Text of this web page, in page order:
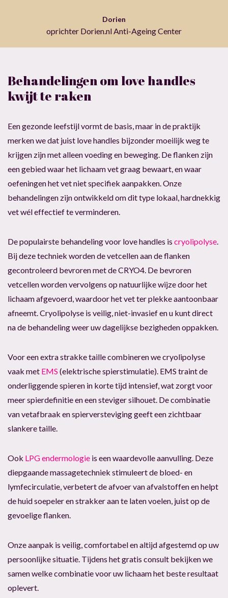
Dorien
oprichter Dorien.nl Anti-Ageing Center
Behandelingen om love handles
kwijt te raken
Een gezonde leefstijl vormt de basis, maar in de praktijk
merken we dat juist love handles bijzonder moeilijk weg te
krijgen zijn met alleen voeding en beweging. De flanken zijn
een gebied waar het lichaam vet graag bewaart, en waar
oefeningen het vet niet specifiek aanpakken. Onze
behandelingen zijn ontwikkeld om dit type lokaal, hardnekkig
vet wél effectief te verminderen.
De populairste behandeling voor love handles is cryolipolyse.
Bij deze techniek worden de vetcellen aan de flanken
gecontroleerd bevroren met de CRYO4. De bevroren
vetcellen worden vervolgens op natuurlijke wijze door het
lichaam afgevoerd, waardoor het vet ter plekke aantoonbaar
afneemt. Cryolipolyse is veilig, niet-invasief en u kunt direct
na de behandeling weer uw dagelijkse bezigheden oppakken.
Voor een extra strakke taille combineren we cryolipolyse
vaak met EMS (elektrische spierstimulatie). EMS traint de
onderliggende spieren in korte tijd intensief, wat zorgt voor
meer spierdefinitie en een steviger silhouet. De combinatie
van vetafbraak en spierversteviging geeft een zichtbaar
slankere taille.
Ook LPG endermologie is een waardevolle aanvulling. Deze
diepgaande massagetechniek stimuleert de bloed- en
lymfecirculatie, verbetert de afvoer van afvalstoffen en helpt
de huid soepeler en strakker aan te laten voelen, juist op de
gevoelige flanken.
Onze aanpak is veilig, comfortabel en altijd afgestemd op uw
persoonlijke situatie. Tijdens het gratis consult bekijken we
samen welke combinatie voor uw lichaam het beste resultaat
oplevert.